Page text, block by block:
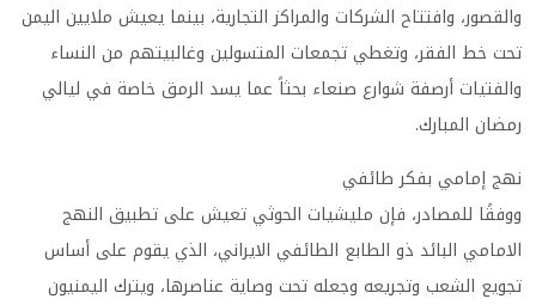
والقصور، وافتتاح الشركات والمراكز التجارية، بينما يعيش ملايين اليمن
تحت خط الفقر، وتغطي تجمعات المتسولين وغالبيتهم من النساء
والفتيات أرصفة شوارع صنعاء بحثاً عما يسد الرمق خاصة في ليالي
رمضان المبارك.
نهج إمامي بفكر طائفي
ووفقًا للمصادر، فإن مليشيات الحوثي تعيش على تطبيق النهج
الامامي البائد ذو الطابع الطائفي الايراني، الذي يقوم على أساس
تجويع الشعب وتجريعه وجعله تحت وصاية عناصرها، ويترك اليمنيون